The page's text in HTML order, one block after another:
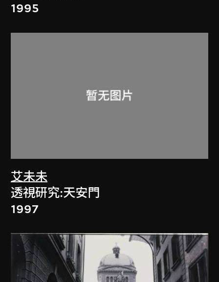
1995
艾未未
透視研究:天安門
1997